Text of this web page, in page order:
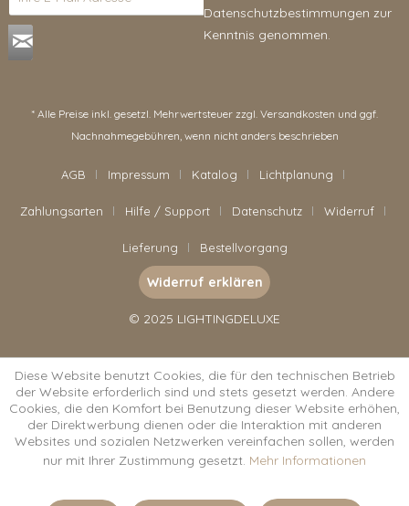
Datenschutzbestimmungen zur
Kenntnis genommen.
* Alle Preise inkl. gesetzl. Mehrwertsteuer zzgl. Versandkosten und ggf.
Nachnahmegebühren, wenn nicht anders beschrieben
AGB Impressum Katalog Lichtplanung
Zahlungsarten Hilfe / Support Datenschutz Widerruf
Lieferung Bestellvorgang
Widerruf erklären
© 2025 LIGHTINGDELUXE
Diese Website benutzt Cookies, die für den technischen Betrieb
der Website erforderlich sind und stets gesetzt werden. Andere
Cookies, die den Komfort bei Benutzung dieser Website erhöhen,
der Direktwerbung dienen oder die Interaktion mit anderen
Websites und sozialen Netzwerken vereinfachen sollen, werden
nur mit Ihrer Zustimmung gesetzt. Mehr Informationen